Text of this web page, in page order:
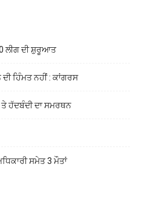
ਲੀਗ ਦੀ ਸ਼ੁਰੂਆਤ
ਦੀ ਹਿੰਮਤ ਨਹੀਂ : ਕਾਂਗਰਸ
ਤੇ ਹੱਦਬੰਦੀ ਦਾ ਸਮਰਥਨ
ਸਮੇਤ 3 ਮੌਤਾਂ